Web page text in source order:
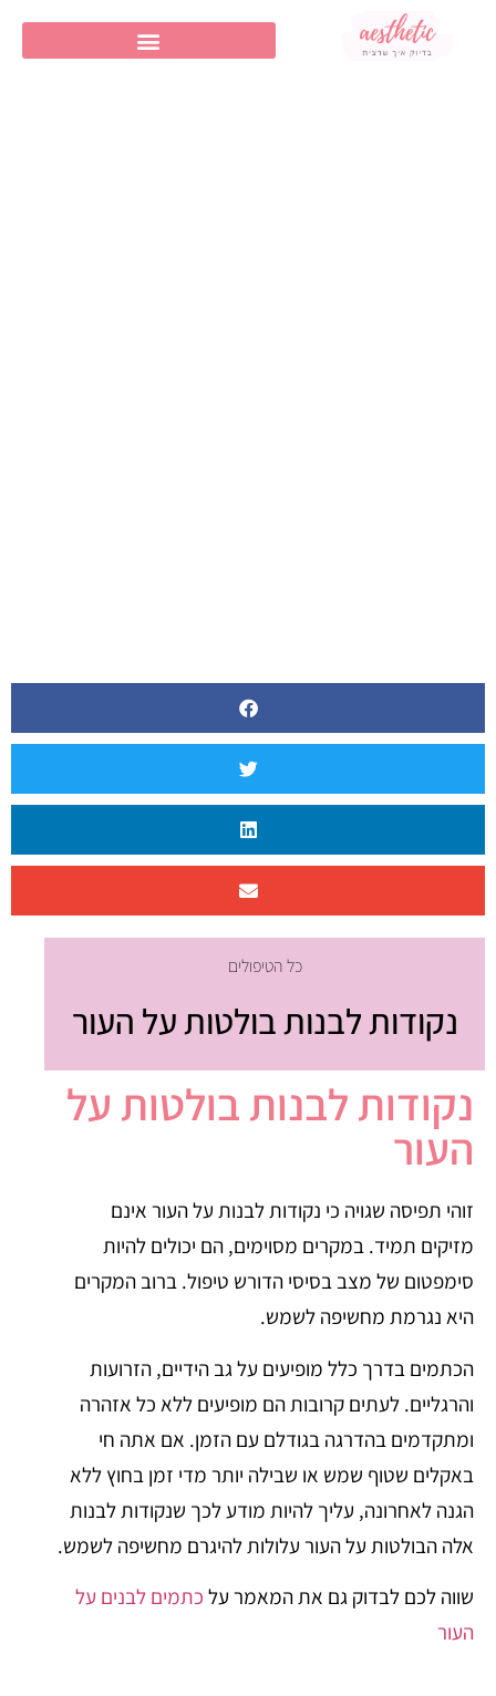
כל הטיפולים
נקודות לבנות בולטות על העור
נקודות לבנות בולטות על
העור
זוהי תפיסה שגויה כי נקודות לבנות על העור אינם
מזיקים תמיד. במקרים מסוימים, הם יכולים להיות
סימפטום של מצב בסיסי הדורש טיפול. ברוב המקרים
היא נגרמת מחשיפה לשמש.
הכתמים בדרך כלל מופיעים על גב הידיים, הזרועות
והרגליים. לעתים קרובות הם מופיעים ללא כל אזהרה
ומתקדמים בהדרגה בגודלם עם הזמן. אם אתה חי
באקלים שטוף שמש או שבילה יותר מדי זמן בחוץ ללא
הגנה לאחרונה, עליך להיות מודע לכך שנקודות לבנות
אלה הבולטות על העור עלולות להיגרם מחשיפה לשמש.
שווה לכם לבדוק גם את המאמר על כתמים לבנים על
העור